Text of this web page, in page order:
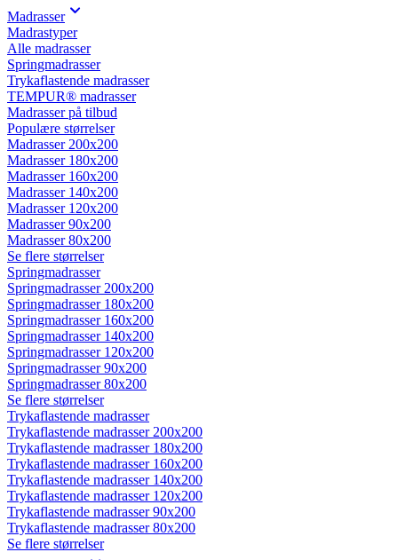
Madrasser
Madrastyper
Alle madrasser
Springmadrasser
Trykaflastende madrasser
TEMPUR® madrasser
Madrasser på tilbud
Populære størrelser
Madrasser 200x200
Madrasser 180x200
Madrasser 160x200
Madrasser 140x200
Madrasser 120x200
Madrasser 90x200
Madrasser 80x200
Se flere størrelser
Springmadrasser
Springmadrasser 200x200
Springmadrasser 180x200
Springmadrasser 160x200
Springmadrasser 140x200
Springmadrasser 120x200
Springmadrasser 90x200
Springmadrasser 80x200
Se flere størrelser
Trykaflastende madrasser
Trykaflastende madrasser 200x200
Trykaflastende madrasser 180x200
Trykaflastende madrasser 160x200
Trykaflastende madrasser 140x200
Trykaflastende madrasser 120x200
Trykaflastende madrasser 90x200
Trykaflastende madrasser 80x200
Se flere størrelser